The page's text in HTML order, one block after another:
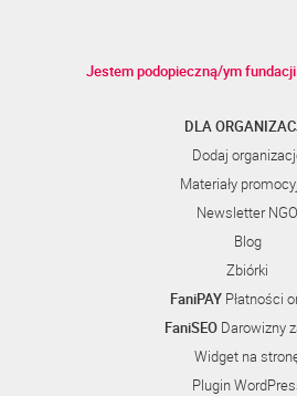
Jestem podopieczną/ym
DLA
Dodaj
Materiały
Newsletter NGO
Blog
Zbiórki
FaniPAY Płatności
FaniSEODarowizny
Widget na
Plugin